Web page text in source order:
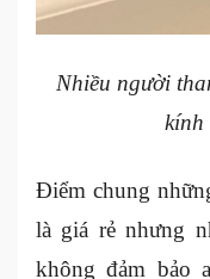
Nhiều người
kính
Điểm chung
là giá rẻ nhưng
không đảm bảo